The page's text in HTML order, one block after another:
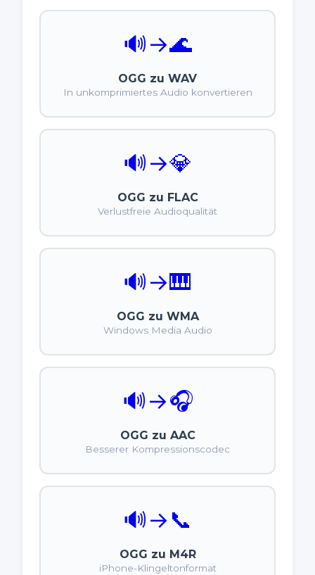
🔊→🌊
OGG zu WAV
In unkomprimiertes Audio konvertieren
🔊→💎
OGG zu FLAC
Verlustfreie Audioqualität
🔊→🎹
OGG zu WMA
Windows Media Audio
🔊→🎧
OGG zu AAC
Besserer Kompressionscodec
🔊→📞
OGG zu M4R
iPhone-Klingeltonformat